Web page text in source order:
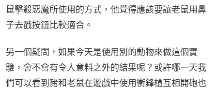
鼠擊殺惡魔所使用的方式，他覺得應該要讓老鼠用鼻
子去戳按鈕比較適合。
另一個疑問，如果今天是使用別的動物來做這個實
驗，會不會有令人意料之外的結果呢？或許哪一天我
們可以看到豬和老鼠在遊戲中使用衝鋒槍互相開砲也